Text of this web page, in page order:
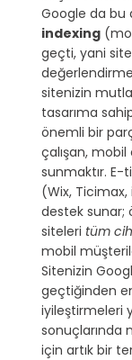
Google da bu
indexing
geçti, yani
sitenizin
tasarıma
önemli bir
çalışan,
sunmaktır. E-
(Wix, Ticimax,
destek sunar;
siteleri tüm
mobil
Sitenizin
geçtiğinden
iyileştirmeleri
sonuçlarında
için artık bir